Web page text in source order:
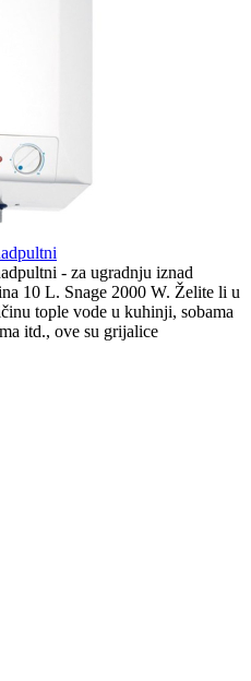
- za ugradnju iznad
10 L. Snage 2000 W. Želite li u
tople vode u kuhinji, sobama
itd., ove su grijalice